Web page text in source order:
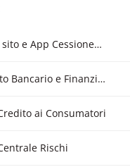
Privacy sito e App CessioneWeb
Arbitrato Bancario e Finanziario
ai Consumatori
Rischi